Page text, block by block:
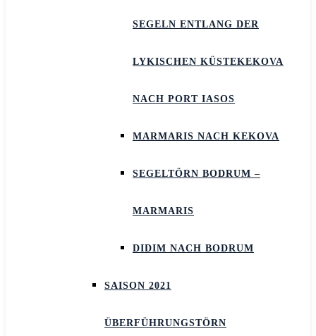
SEGELN ENTLANG DER
LYKISCHEN KÜSTEKEKOVA
NACH PORT IASOS
MARMARIS NACH KEKOVA
SEGELTÖRN BODRUM –
MARMARIS
DIDIM NACH BODRUM
SAISON 2021
ÜBERFÜHRUNGSTÖRN